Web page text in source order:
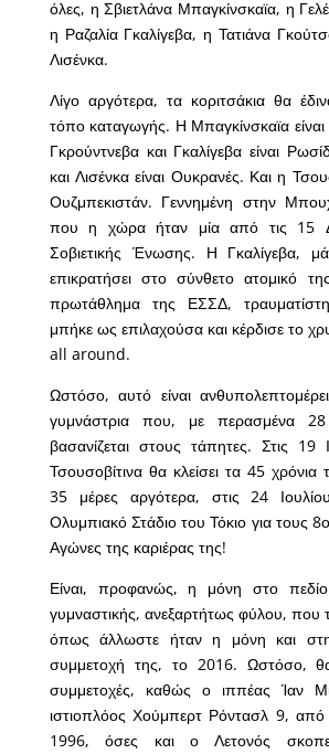
όλες, η Σβιετλάνα Μπαγκίνσκαϊα, η
η Ραζαλία Γκαλίγεβα, η Τατιάνα
Λισένκα.
Λίγο αργότερα, τα κοριτσάκια θα
τόπο καταγωγής. Η Μπαγκίνσκαϊα
Γκρούντνεβα και Γκαλίγεβα είναι
και Λισένκα είναι Ουκρανές. Και η
Ουζμπεκιστάν. Γεννημένη στην
που η χώρα ήταν μία από τις 15
Σοβιετικής Ένωσης. Η Γκαλίγεβα,
επικρατήσει στο σύνθετο ατομικό
πρωτάθλημα της ΕΣΣΔ,
μπήκε ως επιλαχούσα και κέρδισε το
all around.
Ωστόσο, αυτό είναι
γυμνάστρια που, με περασμένα
βασανίζεται στους τάπητες. Στις 19
Τσουσοβίτινα θα κλείσει τα 45 χρόνια
35 μέρες αργότερα, στις 24
Ολυμπιακό Στάδιο του Τόκιο για τους
Αγώνες της καριέρας της!
Είναι, προφανώς, η μόνη στο
γυμναστικής, ανεξαρτήτως φύλου, που
όπως άλλωστε ήταν η μόνη και
συμμετοχή της, το 2016. Ωστόσο,
συμμετοχές, καθώς ο ιππέας Ίαν
ιστιοπλόος Χούμπερτ Ρόντασλ 9,
1996, όσες και ο Λετονός